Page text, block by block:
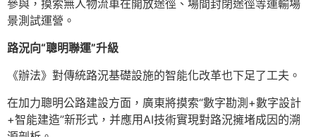
參與，摸索無人物流車在開放途徑、場間封閉途徑等運輸場
景測試運營。
路況向“聰明聯運”升級
《辦法》對傳統路況基礎設施的智能化改革也下足了工夫。
在加力聰明公路建設方面，廣東將摸索“數字勘測+數字設計
+智能建造”新形式，并應用AI技術實現對路況擁堵成因的溯